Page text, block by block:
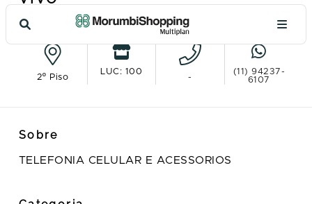
Ver no mapa
2º Piso
LUC: 100
-
(11) 94237-
6107
Sobre
TELEFONIA CELULAR E ACESSORIOS